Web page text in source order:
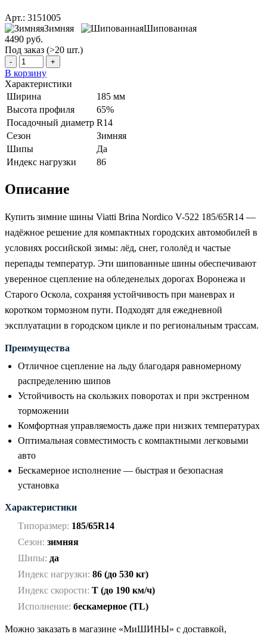
Арт.: 3151005
Зимняя
Шипованная
4490 руб.
Под заказ (>20 шт.)
- +
В корзину
Характеристики
Ширина
185 мм
Высота профиля
65%
Посадочный диаметр R14
Сезон
Зимняя
Шипы
Да
Индекс нагрузки
86
Описание
Купить зимние шины Viatti Brina Nordico V-522 185/65R14 —
надёжное решение для компактных городских автомобилей в
условиях российской зимы: лёд, снег, гололёд и частые
перепады температур. Эти шипованные шины обеспечивают
уверенное сцепление на обледенелых дорогах Воронежа и
Старого Оскола, сохраняя устойчивость при маневрах и
коротком тормозном пути. Подходят для ежедневной
эксплуатации в городском цикле и по региональным трассам.
Преимущества
Отличное сцепление на льду благодаря равномерному
распределению шипов
Устойчивость на скользких поворотах и при экстренном
торможении
Комфортная управляемость даже при низких температурах
Оптимальная совместимость с компактными легковыми
авто
Бескамерное исполнение — быстрая и безопасная
установка
Характеристики
Типоразмер: 185/65R14
Сезон: зимняя
Шипы: да
Индекс нагрузки: 86 (до 530 кг)
Индекс скорости: T (до 190 км/ч)
Исполнение: бескамерное (TL)
Можно заказать в магазине «МиШИНЫ» с доставкой,